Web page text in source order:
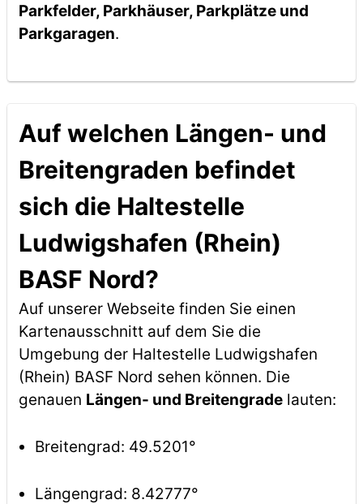
Parkfelder, Parkhäuser, Parkplätze und
Parkgaragen.
Auf welchen Längen- und
Breitengraden befindet
sich die Haltestelle
Ludwigshafen (Rhein)
BASF Nord?
Auf unserer Webseite finden Sie einen
Kartenausschnitt auf dem Sie die
Umgebung der Haltestelle Ludwigshafen
(Rhein) BASF Nord sehen können. Die
genauen Längen- und Breitengradelauten:
Breitengrad: 49.5201°
Längengrad: 8.42777°